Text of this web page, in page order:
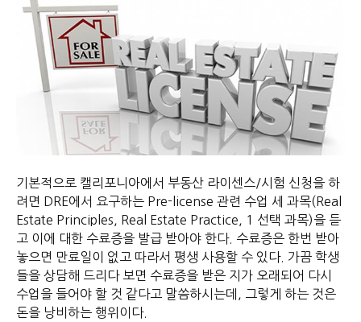
기본적으로 캘리포니아에서 부동산 라이센스/시험 신청을 하
려면 DRE에서 요구하는 Pre-license 관련 수업 세 과목(Real
Estate Principles, Real Estate Practice, 1 선택 과목)을 듣
고 이에 대한 수료증을 발급 받아야 한다. 수료증은 한번 받아
놓으면 만료일이 없고 따라서 평생 사용할 수 있다. 가끔 학생
들을 상담해 드리다 보면 수료증을 받은 지가 오래되어 다시
수업을 들어야 할 것 같다고 말씀하시는데, 그렇게 하는 것은
돈을 낭비하는 행위이다.